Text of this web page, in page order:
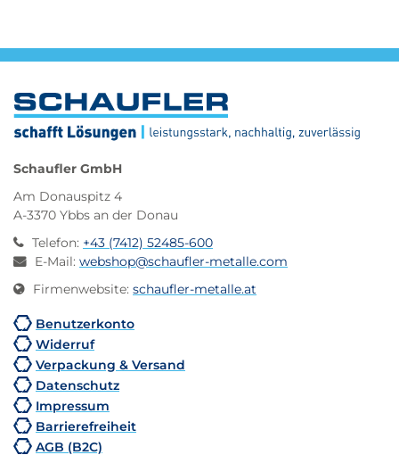
Schaufler GmbH
Am Donauspitz 4
A-3370 Ybbs an der Donau
Telefon: +43 (7412) 52485-600
E-Mail: webshop@schaufler-metalle.com
Firmenwebsite: schaufler-metalle.at
Benutzerkonto
Widerruf
Verpackung & Versand
Datenschutz
Impressum
Barrierefreiheit
AGB (B2C)